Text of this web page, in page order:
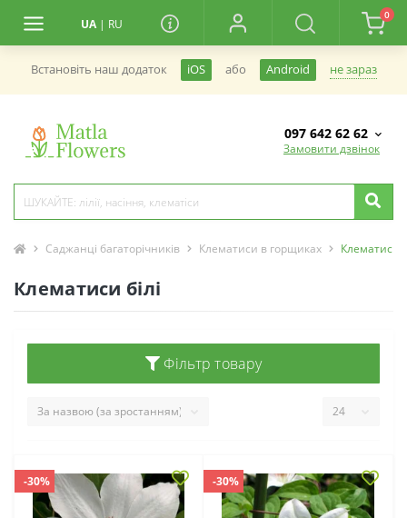
UA | RU
0
Встановiть наш додаток iOS або Android не зараз
097 642 62 62
Замовити дзвінок
Саджанці багаторічників Клематиси в горщиках Клематиси
Клематиси білі
Фільтр товару
-30% -30%